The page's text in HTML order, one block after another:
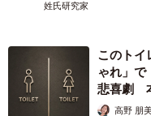
姓氏研究家
このトイ
ゃれ」で
悲喜劇
く…高野 朋